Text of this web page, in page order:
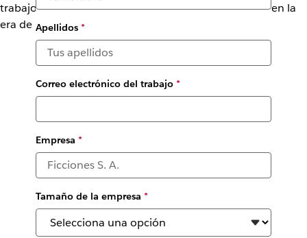
trabajo, transformado para mejorar la productividad en la
era de los agentes.
Apellidos*
Correo electrónico del trabajo*
Empresa *
Tamaño de la empresa *